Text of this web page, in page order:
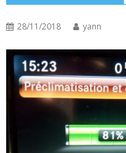
28/11/2018 yann